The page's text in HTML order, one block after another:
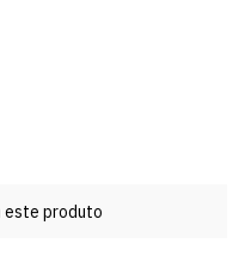
este produto